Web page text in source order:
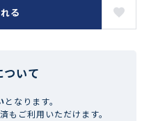
る
いて
となります。
もご利用いただけます。